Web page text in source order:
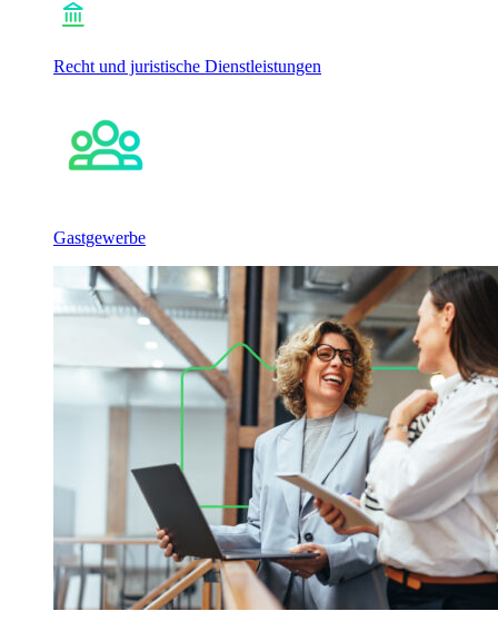
Recht und juristische Dienstleistungen
Gastgewerbe